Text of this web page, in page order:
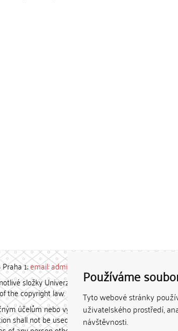
Používáme
Tyto webové stránky
uživatelského prostředí,
návštěvnosti.
1;email: admin-repozitar [at] cuni.cz
složky Univerzity Karlovy. / Each constituent
the copyright law.
účelům nebo vydávány za studijní, vědeckou
shall not be used for any commercial purposes